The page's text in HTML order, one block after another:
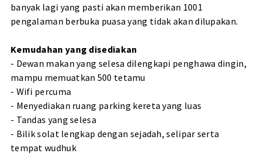
banyak lagi yang pasti akan memberikan 1001
pengalaman berbuka puasa yang tidak akan dilupakan.
Kemudahan yang disediakan
- Dewan makan yang selesa dilengkapi penghawa dingin,
mampu memuatkan 500 tetamu
- Wifi percuma
- Menyediakan ruang parking kereta yang luas
- Tandas yang selesa
- Bilik solat lengkap dengan sejadah, selipar serta
tempat wudhuk